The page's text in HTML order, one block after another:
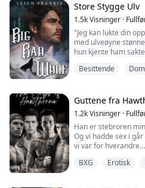
ved siden av meg i
jeg ikke fortelle noen
som en medskyldig
ikke gjør...
Store Stygge Ulv
1.5kVisninger ·
"Jeg kan lukte din
med ulveøyne
hun kjente ham
Så, plutselig, åpnet
luft og svettet kraftig
Siden hun begynte å
hatt disse...
Besittende
Guttene fra
1.2kVisninger ·
Han er stebroren
Og vi hadde sex i
vi var for hverandre.
mellom oss
BXG Erotisk